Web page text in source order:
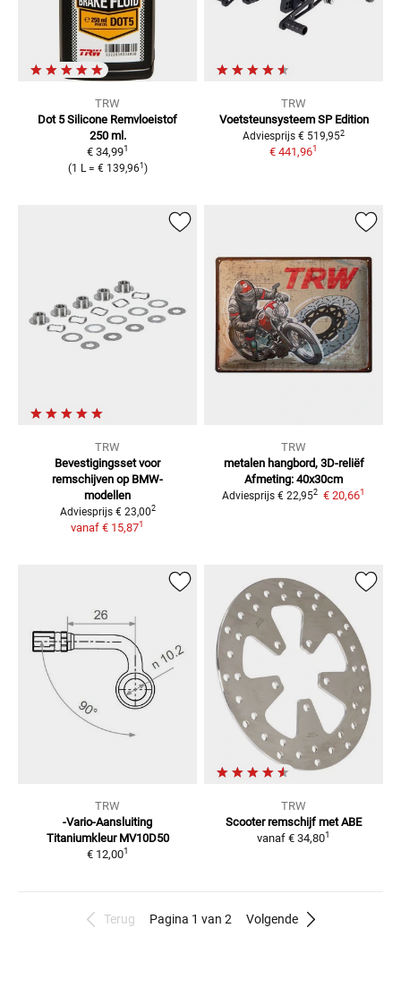
TRW
Dot 5 Silicone Remvloeistof
250 ml.
€ 34,991
(1 L= € 139,961 )
TRW
Voetsteunsysteem SP Edition
Adviesprijs € 519,952
€ 441,961
TRW
Bevestigingsset voor
remschijven op BMW-
modellen
Adviesprijs € 23,002
vanaf € 15,871
TRW
metalen hangbord, 3D-reliëf
Afmeting: 40x30cm
Adviesprijs € 22,952 € 20,661
TRW
-Vario-Aansluiting
Titaniumkleur MV10D50
€ 12,001
TRW
Scooter remschijf met ABE
vanaf € 34,801
Terug Pagina 1 van 2 Volgende